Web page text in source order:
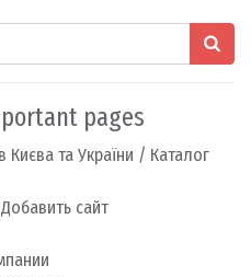
pages
Києва та України / Каталог
сайт